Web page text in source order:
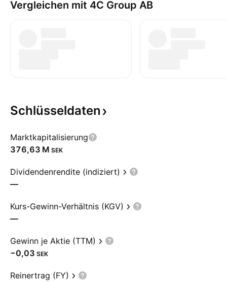
Vergleichen mit 4C Group AB
Schlüsseldaten
Marktkapitalisierung
‪376,63 M‬ SEK
Dividendenrendite (indiziert)
—
Kurs-Gewinn-Verhältnis (KGV)
—
Gewinn je Aktie (TTM)
−0,03 SEK
Reinertrag (FY)